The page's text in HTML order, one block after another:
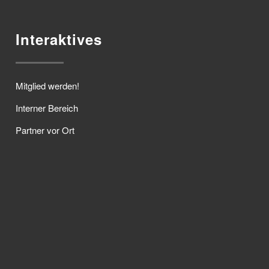
Interaktives
Mitglied werden!
Interner Bereich
Partner vor Ort